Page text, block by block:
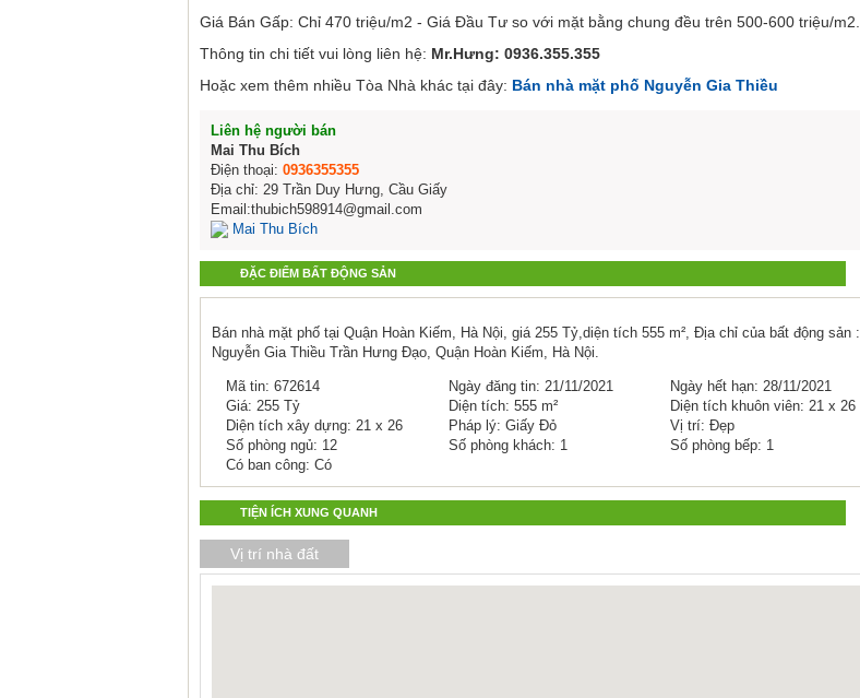
Giá Bán Gấp: Chỉ 470 triệu/m2 - Giá Đầu Tư so với mặt bằng chung đều trên 500-600 triệu/m2.
Thông tin chi tiết vui lòng liên hệ: Mr.Hưng: 0936.355.355
Hoặc xem thêm nhiều Tòa Nhà khác tại đây: Bán nhà mặt phố Nguyễn Gia Thiều
Liên hệ người bán
Mai Thu Bích
Điện thoại: 0936355355
Địa chỉ: 29 Trần Duy Hưng, Cầu Giấy
Email:thubich598914@gmail.com
Mai Thu Bích
ĐẶC ĐIỂM BẤT ĐỘNG SẢN
Bán nhà mặt phố tại Quận Hoàn Kiếm, Hà Nội, giá 255 Tỷ,diện tích 555 m², Địa chỉ của bất động sản :
Nguyễn Gia Thiều Trần Hưng Đạo, Quận Hoàn Kiếm, Hà Nội.
Mã tin: 672614 Ngày đăng tin: 21/11/2021
Ngày hết hạn: 28/11/2021
Giá: 255 Tỷ
Diện tích: 555 m²
Diện tích khuôn viên: 21 x 26
Diện tích xây dựng: 21 x 26
Pháp lý: Giấy Đỏ
Vị trí: Đẹp
Số phòng ngủ: 12
Số phòng khách: 1
Số phòng bếp: 1
Có ban công: Có
TIỆN ÍCH XUNG QUANH
Vị trí nhà đất